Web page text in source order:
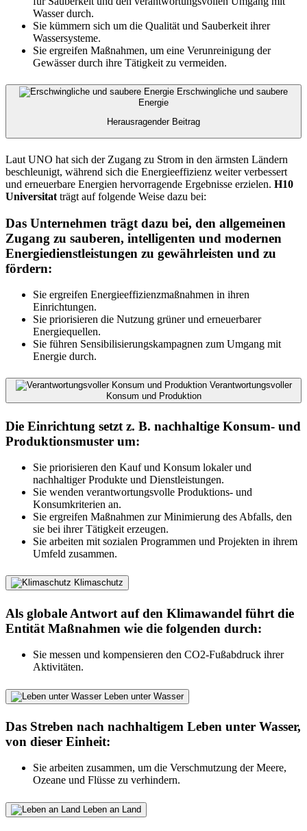
Wasser durch.
Sie kümmern sich um die Qualität und Sauberkeit ihrer
Wassersysteme.
Sie ergreifen Maßnahmen, um eine Verunreinigung der
Gewässer durch ihre Tätigkeit zu vermeiden.
Erschwingliche und saubere
Energie
Herausragender Beitrag
Laut UNO hat sich der Zugang zu Strom in den ärmsten Ländern
beschleunigt, während sich die Energieeffizienz weiter verbessert
und erneuerbare Energien hervorragende Ergebnisse erzielen. H10
Universitat trägt auf folgende Weise dazu bei:
Das Unternehmen trägt dazu bei, den allgemeinen
Zugang zu sauberen, intelligenten und modernen
Energiedienstleistungen zu gewährleisten und zu
fördern:
Sie ergreifen Energieeffizienzmaßnahmen in ihren
Einrichtungen.
Sie priorisieren die Nutzung grüner und erneuerbarer
Energiequellen.
Sie führen Sensibilisierungskampagnen zum Umgang mit
Energie durch.
Verantwortungsvoller
Konsum und Produktion
Die Einrichtung setzt z. B. nachhaltige Konsum- und
Produktionsmuster um:
Sie priorisieren den Kauf und Konsum lokaler und
nachhaltiger Produkte und Dienstleistungen.
Sie wenden verantwortungsvolle Produktions- und
Konsumkriterien an.
Sie ergreifen Maßnahmen zur Minimierung des Abfalls, den
sie bei ihrer Tätigkeit erzeugen.
Sie arbeiten mit sozialen Programmen und Projekten in ihrem
Umfeld zusammen.
Klimaschutz
Als globale Antwort auf den Klimawandel führt die
Entität Maßnahmen wie die folgenden durch:
Sie messen und kompensieren den CO2-Fußabdruck ihrer
Aktivitäten.
Leben unter Wasser
Das Streben nach nachhaltigem Leben unter Wasser,
von dieser Einheit:
Sie arbeiten zusammen, um die Verschmutzung der Meere,
Ozeane und Flüsse zu verhindern.
Leben an Land